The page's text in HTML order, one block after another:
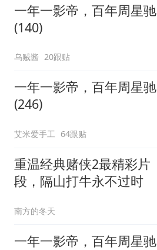
一年一影帝，百年周星驰
(140)
乌贼酱 20跟贴
一年一影帝，百年周星驰
(246)
艾米爱手工 64跟贴
重温经典赌侠2最精彩片
段，隔山打牛永不过时
南方的冬天
一年一影帝，百年周星驰